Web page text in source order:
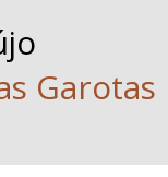
Garotas